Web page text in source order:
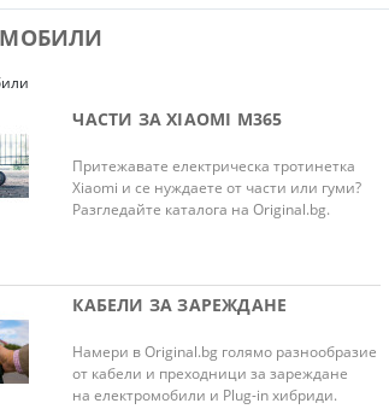
ЧАСТИ ЗА XIAOMI M365
Притежавате електрическа тротинетка
Xiaomi и се нуждаете от части или гуми?
Разгледайте каталога на Original.bg.
КАБЕЛИ ЗА ЗАРЕЖДАНЕ
Намери в Original.bg голямо разнообразие
от кабели и преходници за зареждане
на електромобили и Plug-in хибриди.